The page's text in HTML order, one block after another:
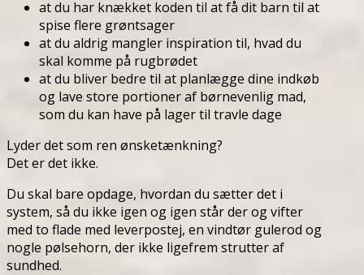
at du har knækket koden til at få dit barn til at
spise flere grøntsager
at du aldrig mangler inspiration til, hvad du
skal komme på rugbrødet
at du bliver bedre til at planlægge dine indkøb
og lave store portioner af børnevenlig mad,
som du kan have på lager til travle dage
Lyder det som ren ønsketænkning?
Det er det ikke.
Du skal bare opdage, hvordan du sætter det i
system, så du ikke igen og igen står der og vifter
med to flade med leverpostej, en vindtør gulerod og
nogle pølsehorn, der ikke ligefrem strutter af
sundhed.